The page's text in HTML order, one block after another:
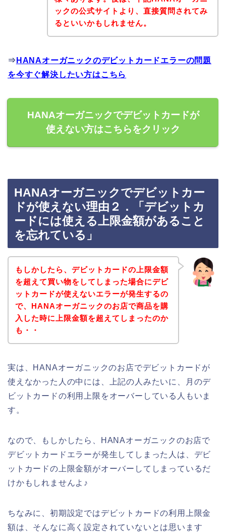
ックの公式サイトより、直接質問されてみ
るといいかもしれません。
⇒ HANAオーガニックのデビットカードエラーの問題
を今すぐ解決したい方はこちら
HANAオーガニックでデビットカードが
使えない方はこちらをクリック
HANAオーガニックでデビットカー
ドが使えない理由２．「デビットカ
ードには使える上限金額があること
を忘れている」
もしかしたら、デビットカードの上限金額
を超えて買い物をしてしまった場合にデビ
ットカードが使えないエラーが発生するの
で、HANAオーガニックのお店で商品を購
入した時に上限金額を超えてしまったのか
も・・
実は、HANAオーガニックのお店でデビットカードが
使えなかった人の中には、上記の人みたいに、月のデ
ビットカードの利用上限をオーバーしている人もいま
す。
なので、もしかしたら、HANAオーガニックのお店で
デビットカードエラーが発生してしまった人は、デビ
ットカードの上限金額がオーバーしてしまっているだ
けかもしれませんよ♪
ちなみに、初期設定ではデビットカードの利用上限金
額は、そんなに高く設定されていないとは思います